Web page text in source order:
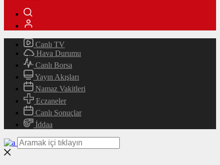
Canlı TV
Hava Durumu
Canlı Borsa
Yayın Akışları
Namaz Vakitleri
Eczaneler
Canlı Sonuçlar
İddaa